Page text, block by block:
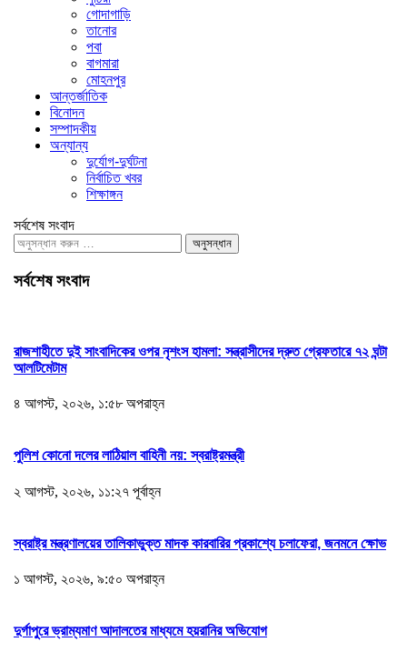
গোদাগাড়ি
তানোর
পবা
বাগমারা
মোহনপুর
আন্তর্জাতিক
বিনোদন
সম্পাদকীয়
অন্যান্য
দুর্যোগ-দুর্ঘটনা
নির্বাচিত খবর
শিক্ষাঙ্গন
সর্বশেষ সংবাদ
অনুসন্ধানঃ
সর্বশেষ সংবাদ
রাজশাহীতে দুই সাংবাদিকের ওপর নৃশংস হামলা: সন্ত্রাসীদের দ্রুত গ্রেফতারে ৭২ ঘন্টা
আলটিমেটাম
৪ আগস্ট, ২০২৬, ১:৫৮ অপরাহ্ন
পুলিশ কোনো দলের লাঠিয়াল বাহিনী নয়: স্বরাষ্ট্রমন্ত্রী
২ আগস্ট, ২০২৬, ১১:২৭ পূর্বাহ্ন
স্বরাষ্ট্র মন্ত্রণালয়ের তালিকাভুক্ত মাদক কারবারির প্রকাশ্যে চলাফেরা, জনমনে ক্ষোভ
১ আগস্ট, ২০২৬, ৯:৫০ অপরাহ্ন
দুর্গাপুরে ভ্রাম্যমাণ আদালতের মাধ্যমে হয়রানির অভিযোগ